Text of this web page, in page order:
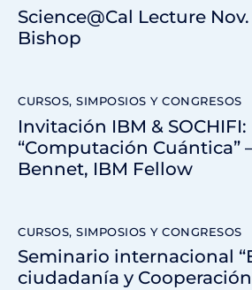
Science@Cal Lecture
Bishop
CURSOS, SIMPOSIOS Y CONGRESOS
Invitación IBM & SOCHIFI:
“Computación Cuántica”
Bennet, IBM Fellow
CURSOS, SIMPOSIOS Y CONGRESOS
Seminario internacional
ciudadanía y